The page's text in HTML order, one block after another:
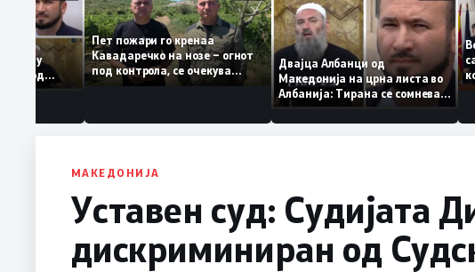
Рама: За
му
од
кога му гори
Пет пожари го кренаа
Кавадаречко на нозе – огнот
под контрола, се очекува
целосно гаснење
Двајца Албанци од
Македонија на црна листа во
Албанија: Тирана се сомнева
дека работеле за
терористички организации
МАКЕДОНИЈА
Уставен суд: Судијата
дискриминиран од